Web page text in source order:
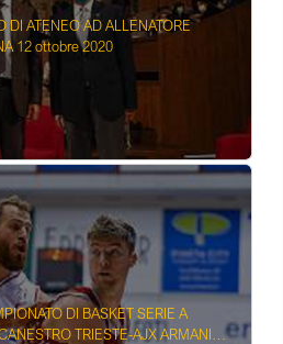
DI ATENEO AD ALLENATORE
12 ottobre 2020
DI BASKET SERIE A
TRIESTE-AJX ARMANI